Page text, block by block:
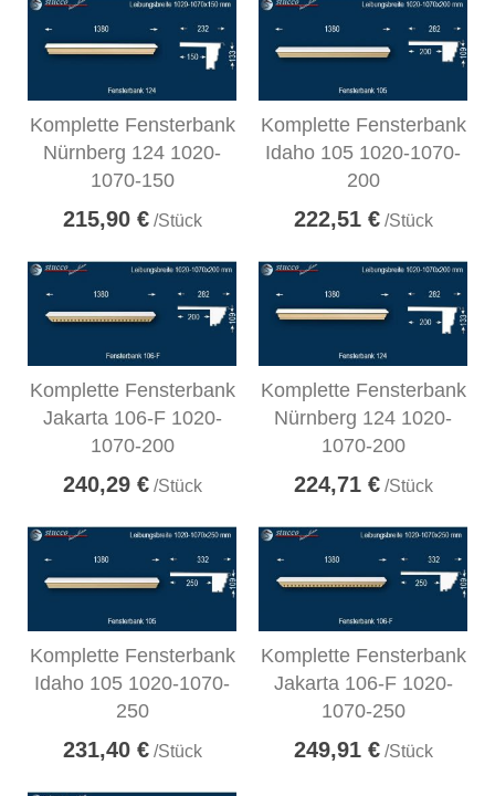
Komplette Fensterbank
Nürnberg 124 1020-
1070-150
215,90 €/Stück
Komplette Fensterbank
Idaho 105 1020-1070-
200
222,51 €/Stück
Komplette Fensterbank
Jakarta 106-F 1020-
1070-200
240,29 €/Stück
Komplette Fensterbank
Nürnberg 124 1020-
1070-200
224,71 €/Stück
Komplette Fensterbank
Idaho 105 1020-1070-
250
231,40 €/Stück
Komplette Fensterbank
Jakarta 106-F 1020-
1070-250
249,91 €/Stück